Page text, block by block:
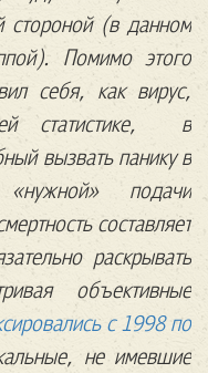
стороной (в данном
Помимо этого
себя, как вирус,
статистике, в
вызвать панику в
подачи
составляет
раскрывать
объективные
с 1998 по
не имевшие